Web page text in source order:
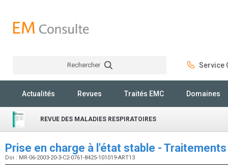
Rechercher Service
Actualités Revues Traités EMC Domaines
REVUE DES MALADIES RESPIRATOIRES
Prise en charge à l'état stable -
Doi : MR-06-2003-20-3-C2-0761-8425-101019-ART13